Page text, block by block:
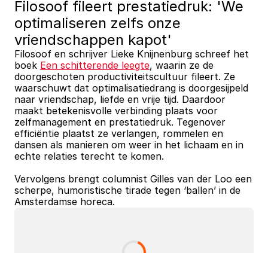
Filosoof fileert prestatiedruk: 'We
optimaliseren zelfs onze
vriendschappen kapot'
Filosoof en schrijver Lieke Knijnenburg schreef het
boek Een schitterende leegte, waarin ze de
doorgeschoten productiviteitscultuur fileert. Ze
waarschuwt dat optimalisatiedrang is doorgesijpeld
naar vriendschap, liefde en vrije tijd. Daardoor
maakt betekenisvolle verbinding plaats voor
zelfmanagement en prestatiedruk. Tegenover
efficiëntie plaatst ze verlangen, rommelen en
dansen als manieren om weer in het lichaam en in
echte relaties terecht te komen.
Vervolgens brengt columnist Gilles van der Loo een
scherpe, humoristische tirade tegen ‘ballen’ in de
Amsterdamse horeca.